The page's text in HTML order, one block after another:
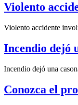
Violento
Violento accidente
Incendio dejó
Incendio dejó una
Conozca el